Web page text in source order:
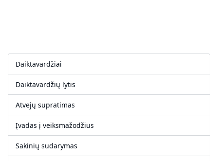
Daiktavardžiai
Daiktavardžių lytis
Atvejų supratimas
Įvadas į veiksmažodžius
Sakinių sudarymas